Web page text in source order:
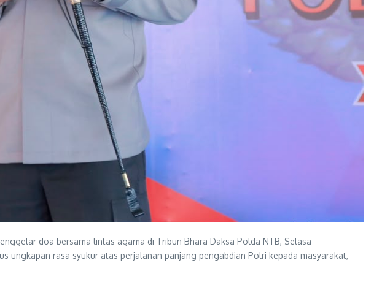
doa bersama lintas agama di Tribun Bhara Daksa Polda NTB, Selasa
rasa syukur atas perjalanan panjang pengabdian Polri kepada masyarakat,